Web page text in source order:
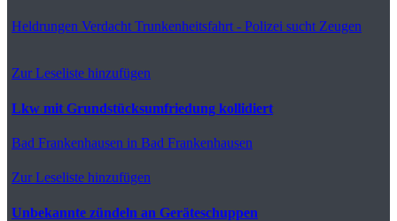
Heldrungen Verdacht Trunkenheitsfahrt - Polizei sucht Zeugen
Zur Leseliste hinzufügen
Lkw mit Grundstücksumfriedung kollidiert
Bad Frankenhausen in Bad Frankenhausen
Zur Leseliste hinzufügen
Unbekannte zündeln an Geräteschuppen